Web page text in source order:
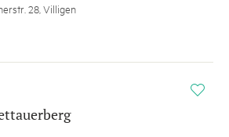
28, Villigen
i